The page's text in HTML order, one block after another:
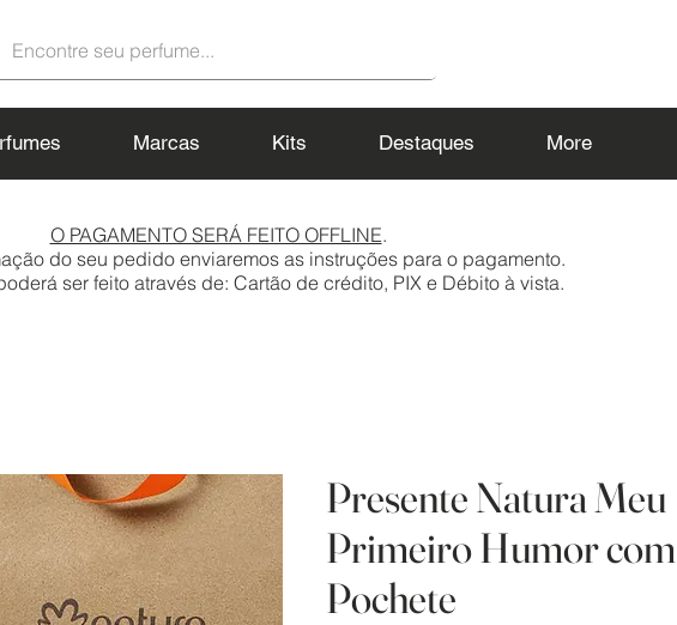
Marcas Kits Destaques More
O PAGAMENTO SERÁ FEITO OFFLINE.
do seu pedido enviaremos as instruções para o pagamento.
ser feito através de: Cartão de crédito, PIX e Débito à vista.
Presente Natura Meu
Primeiro Humor com
Pochete